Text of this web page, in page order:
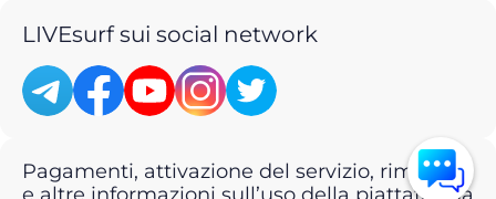
LIVEsurf sui social network
Pagamenti, attivazione del servizio, rimborsi